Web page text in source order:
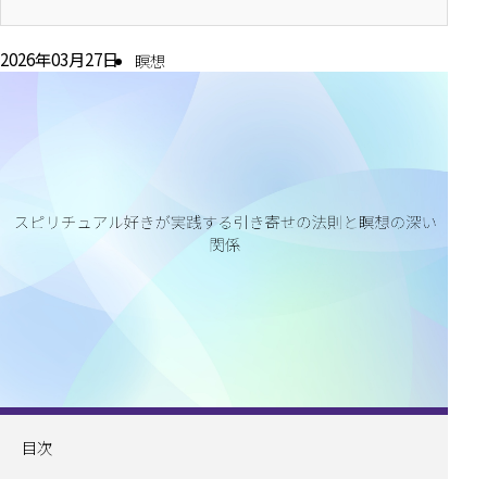
2026年03月27日 瞑想
目次